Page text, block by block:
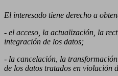
El interesado tiene derecho a
- el acceso, la actualización, la
integración de los datos;
- la cancelación, la
de los datos tratados en violación